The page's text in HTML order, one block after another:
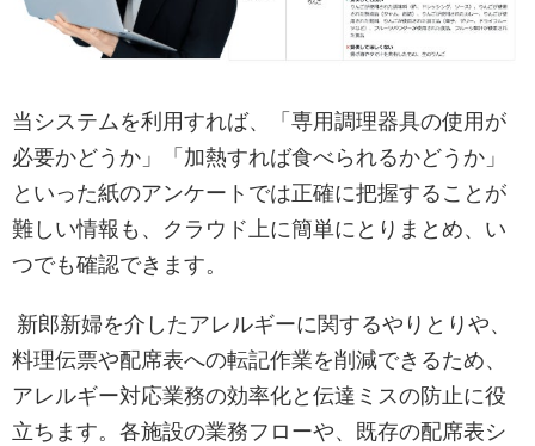
当システムを利用すれば、「専用調理器具の使用が
必要かどうか」「加熱すれば食べられるかどうか」
といった紙のアンケートでは正確に把握することが
難しい情報も、クラウド上に簡単にとりまとめ、い
つでも確認できます。
新郎新婦を介したアレルギーに関するやりとりや、
料理伝票や配席表への転記作業を削減できるため、
アレルギー対応業務の効率化と伝達ミスの防止に役
立ちます。各施設の業務フローや、既存の配席表シ